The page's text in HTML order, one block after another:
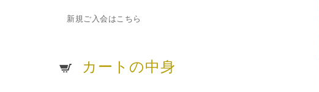
新規ご入会はこちら
カートの中身